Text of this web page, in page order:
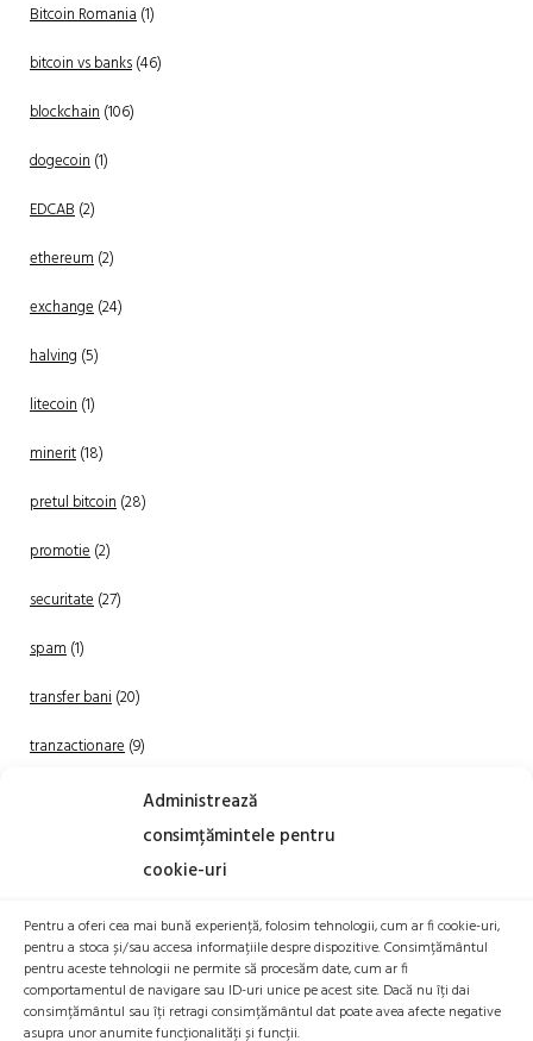
Administrează
consimțămintele pentru
cookie-uri
Pentru a oferi cea mai bună experiență, folosim tehnologii, cum ar fi cookie-uri,
pentru a stoca și/sau accesa informațiile despre dispozitive. Consimțământul
pentru aceste tehnologii ne permite să procesăm date, cum ar fi
comportamentul de navigare sau ID-uri unice pe acest site. Dacă nu îți dai
consimțământul sau îți retragi consimțământul dat poate avea afecte negative
asupra unor anumite funcționalități și funcții.
Bitcoin Romania(1)
bitcoin vs banks(46)
blockchain(106)
dogecoin(1)
EDCAB(2)
ethereum(2)
exchange(24)
halving (5)
litecoin(1)
minerit(18)
pretul bitcoin(28)
promotie(2)
securitate(27)
spam(1)
transfer bani(20)
tranzactionare(9)
(20)
TRANZACTIONEAZA